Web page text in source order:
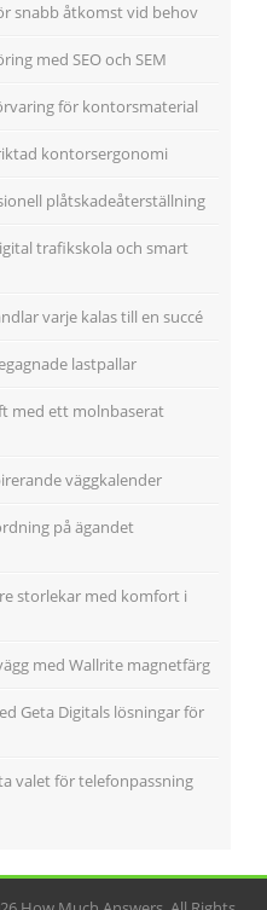
snabb åtkomst vid behov
med SEO och SEM
för kontorsmaterial
kontorsergonomi
plåtskadeåterställning
trafikskola och smart
varje kalas till en succé
lastpallar
med ett molnbaserat
väggkalender
på ägandet
storlekar med komfort i
med Wallrite magnetfärg
Geta Digitals lösningar för
valet för telefonpassning